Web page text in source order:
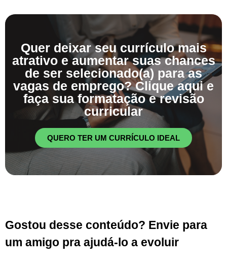
Quer deixar seu currículo mais
atrativo e aumentar suas chances
de ser selecionado(a) para as
vagas de emprego? Clique aqui e
faça sua formatação e revisão
curricular
QUERO TER UM CURRÍCULO IDEAL
Gostou desse conteúdo? Envie para
um amigo pra ajudá-lo a evoluir